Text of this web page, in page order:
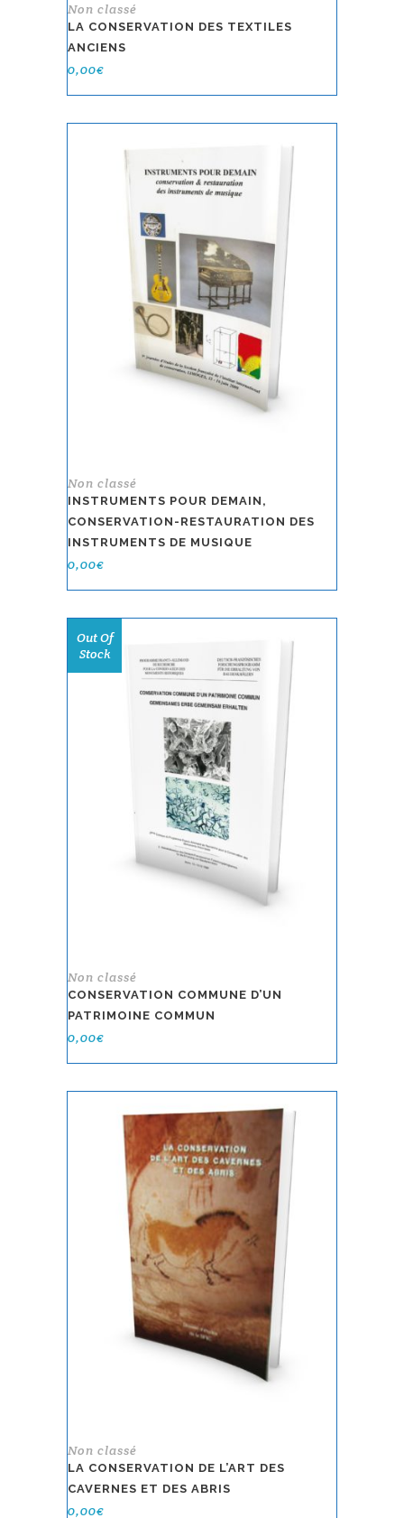
Non classé
LA CONSERVATION DES TEXTILES
ANCIENS
0,00€
Non classé
INSTRUMENTS POUR DEMAIN,
CONSERVATION-RESTAURATION DES
INSTRUMENTS DE MUSIQUE
0,00€
Out Of
Stock
Non classé
CONSERVATION COMMUNE D’UN
PATRIMOINE COMMUN
0,00€
Non classé
LA CONSERVATION DE L’ART DES
CAVERNES ET DES ABRIS
0,00€